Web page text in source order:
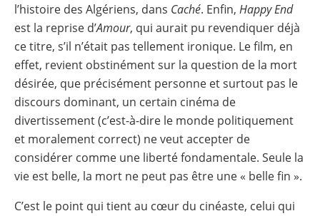
l’histoire des Algériens, dans Caché. Enfin, Happy End
est la reprise d’Amour, qui aurait pu revendiquer déjà
ce titre, s’il n’était pas tellement ironique. Le film, en
effet, revient obstinément sur la question de la mort
désirée, que précisément personne et surtout pas le
discours dominant, un certain cinéma de
divertissement (c’est-à-dire le monde politiquement
et moralement correct) ne veut accepter de
considérer comme une liberté fondamentale. Seule la
vie est belle, la mort ne peut pas être une « belle fin ».
C’est le point qui tient au cœur du cinéaste, celui qui